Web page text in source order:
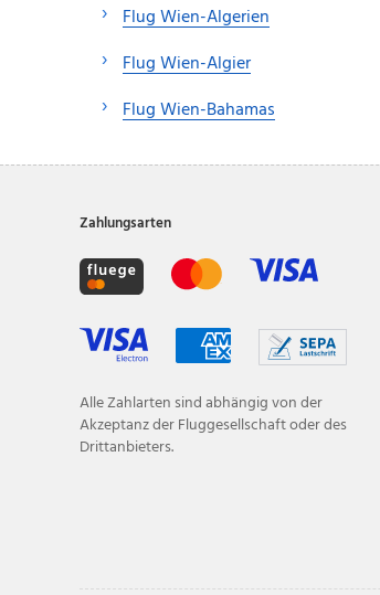
Flug Wien-Algerien
Flug Wien-Algier
Flug Wien-Bahamas